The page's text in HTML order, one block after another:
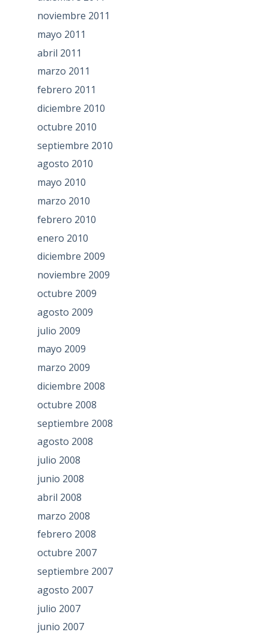
noviembre 2011
mayo 2011
abril 2011
marzo 2011
febrero 2011
diciembre 2010
octubre 2010
septiembre 2010
agosto 2010
mayo 2010
marzo 2010
febrero 2010
enero 2010
diciembre 2009
noviembre 2009
octubre 2009
agosto 2009
julio 2009
mayo 2009
marzo 2009
diciembre 2008
octubre 2008
septiembre 2008
agosto 2008
julio 2008
junio 2008
abril 2008
marzo 2008
febrero 2008
octubre 2007
septiembre 2007
agosto 2007
julio 2007
junio 2007